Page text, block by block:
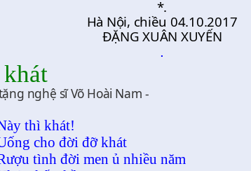
*.
Hà Nội, chiều 04.10.2017
ĐẶNG XUÂN XUYẾN
.
nghệ sĩ Võ Hoài Nam -
thì khát!
cho đời đỡ khát
tình đời men ủ nhiều năm